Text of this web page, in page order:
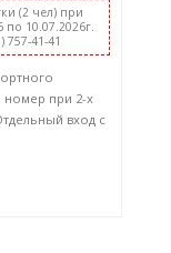
(2 чел) при
10.07.2026г.
41-41
номер при 2-х
вход с